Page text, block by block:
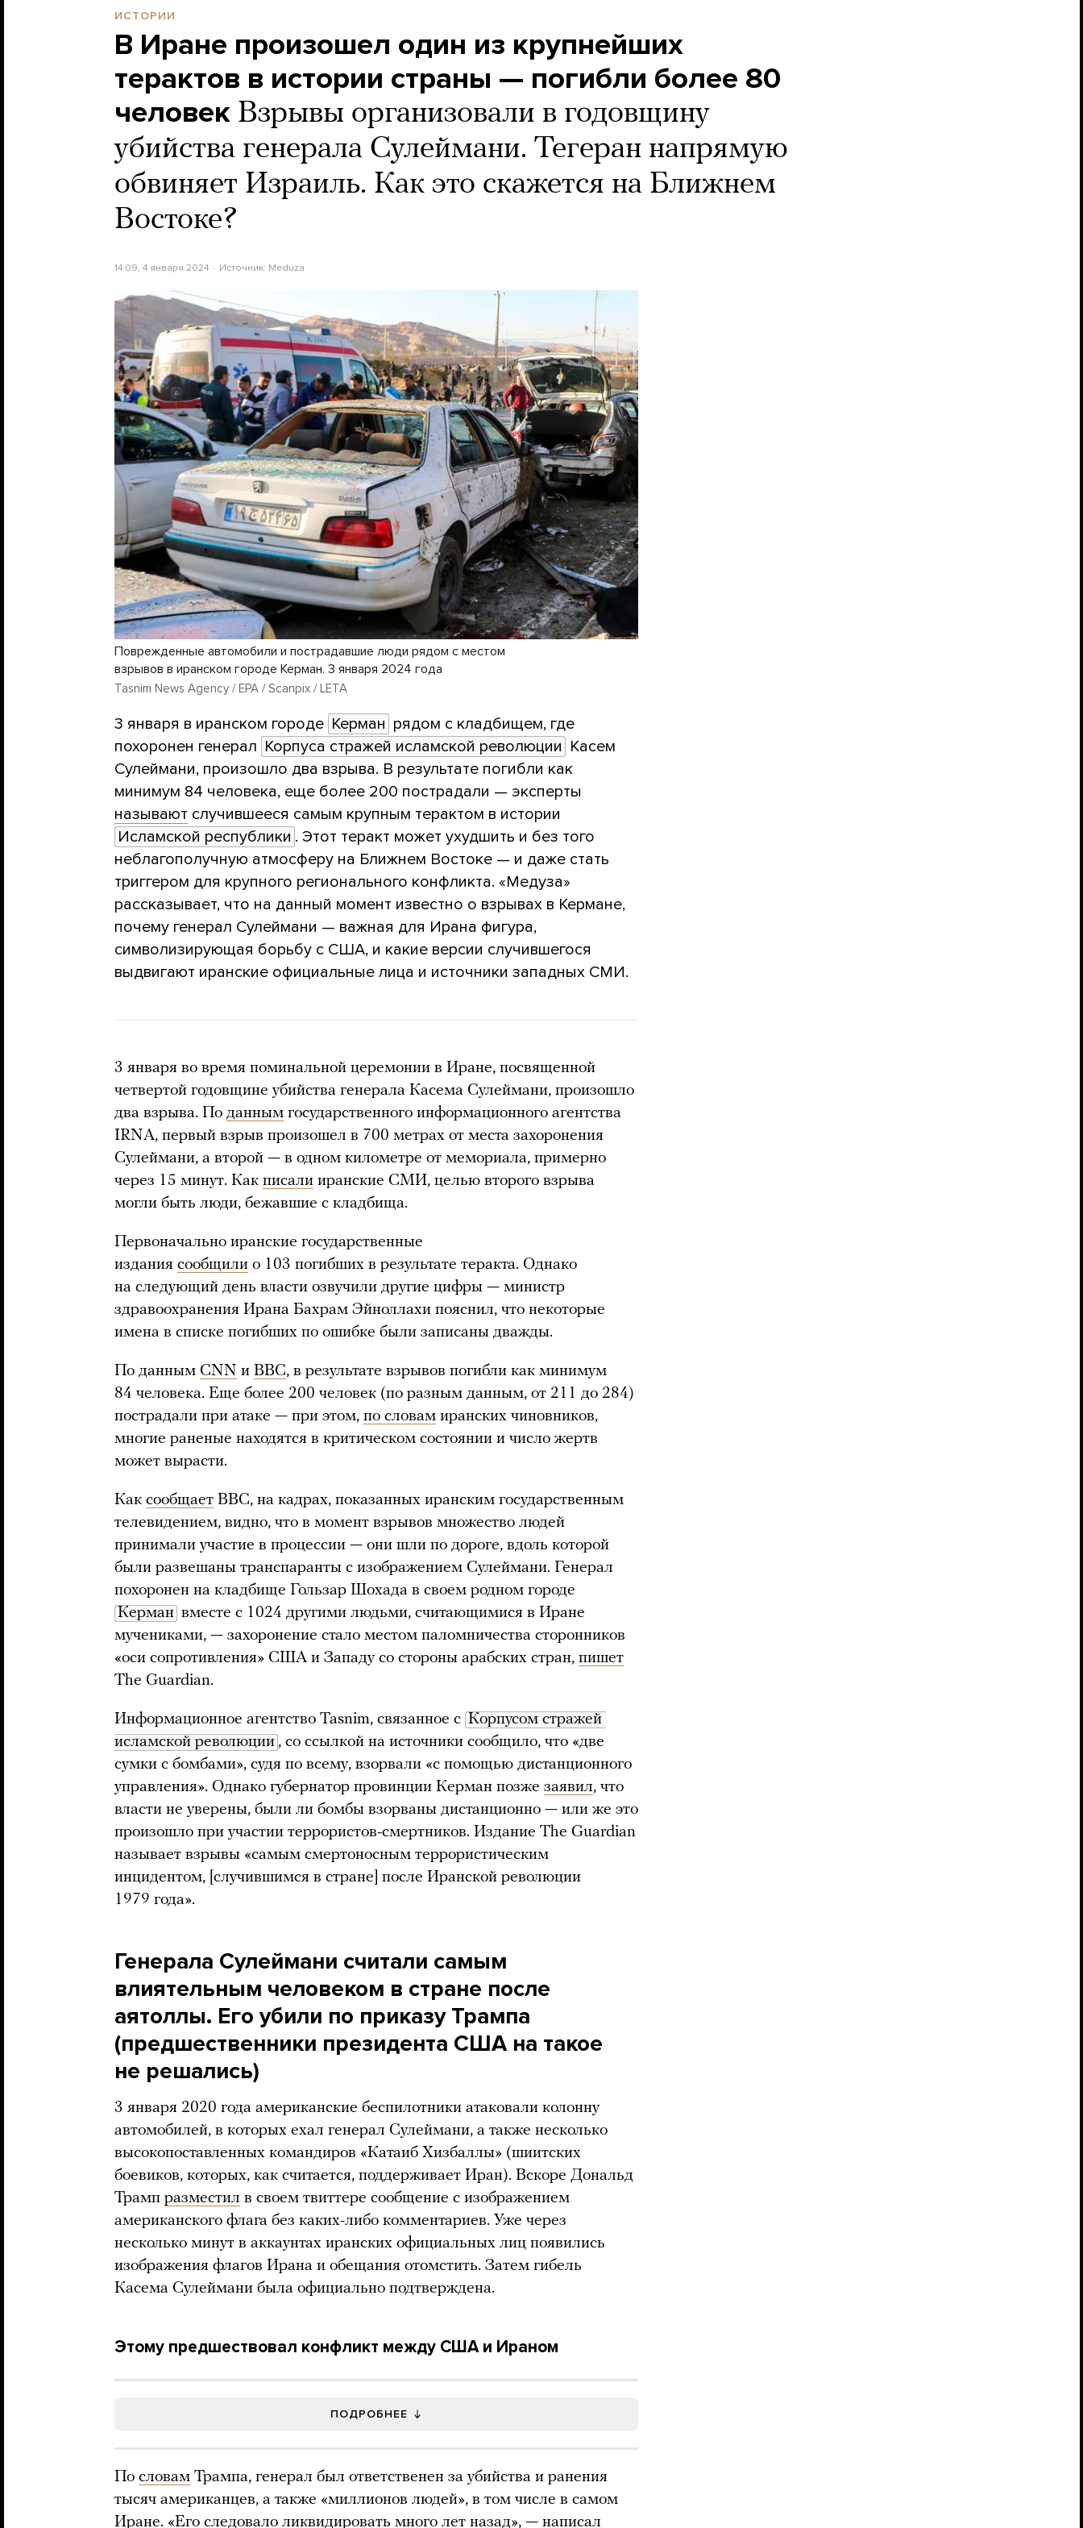
ИСТОРИИ
В Иране произошел один из крупнейших
терактов в истории страны — погибли более 80
человек Взрывы организовали в годовщину
убийства генерала Сулеймани. Тегеран напрямую
обвиняет Израиль. Как это скажется на Ближнем
Востоке?
14:09, 4 января 2024 Источник: Meduza
Поврежденные автомобили и пострадавшие люди рядом с местом
взрывов в иранском городе Керман. 3 января 2024 года
Tasnim News Agency / EPA / Scanpix / LETA
3 января в иранском городе Керман рядом с кладбищем, где
похоронен генерал Корпуса стражей исламской революции Касем
Сулеймани, произошло два взрыва. В результате погибли как
минимум 84 человека, еще более 200 пострадали — эксперты
называют случившееся самым крупным терактом в истории
Исламской республики . Этот теракт может ухудшить и без того
неблагополучную атмосферу на Ближнем Востоке — и даже стать
триггером для крупного регионального конфликта. «Медуза»
рассказывает, что на данный момент известно о взрывах в Кермане,
почему генерал Сулеймани — важная для Ирана фигура,
символизирующая борьбу с США, и какие версии случившегося
выдвигают иранские официальные лица и источники западных СМИ.
3 января во время поминальной церемонии в Иране, посвященной
четвертой годовщине убийства генерала Касема Сулеймани, произошло
два взрыва. По данным государственного информационного агентства
IRNA, первый взрыв произошел в 700 метрах от места захоронения
Сулеймани, а второй — в одном километре от мемориала, примерно
через 15 минут. Как писали иранские СМИ, целью второго взрыва
могли быть люди, бежавшие с кладбища.
Первоначально иранские государственные
издания сообщили о 103 погибших в результате теракта. Однако
на следующий день власти озвучили другие цифры — министр
здравоохранения Ирана Бахрам Эйноллахи пояснил, что некоторые
имена в списке погибших по ошибке были записаны дважды.
По данным CNN и BBC, в результате взрывов погибли как минимум
84 человека. Еще более 200 человек (по разным данным, от 211 до 284)
пострадали при атаке — при этом, по словам иранских чиновников,
многие раненые находятся в критическом состоянии и число жертв
может вырасти.
Как сообщает BBC, на кадрах, показанных иранским государственным
телевидением, видно, что в момент взрывов множество людей
принимали участие в процессии — они шли по дороге, вдоль которой
были развешаны транспаранты с изображением Сулеймани. Генерал
похоронен на кладбище Гользар Шохада в своем родном городе
Керман вместе с 1024 другими людьми, считающимися в Иране
мучениками, — захоронение стало местом паломничества сторонников
«оси сопротивления» США и Западу со стороны арабских стран, пишет
The Guardian.
Информационное агентство Tasnim, связанное с Корпусом стражей
исламской революции , со ссылкой на источники сообщило, что «две
сумки с бомбами», судя по всему, взорвали «с помощью дистанционного
управления». Однако губернатор провинции Керман позже заявил, что
власти не уверены, были ли бомбы взорваны дистанционно — или же это
произошло при участии террористов-смертников. Издание The Guardian
называет взрывы «самым смертоносным террористическим
инцидентом, [случившимся в стране] после Иранской революции
1979 года».
Генерала Сулеймани считали самым
влиятельным человеком в стране после
аятоллы. Его убили по приказу Трампа
(предшественники президента США на такое
не решались)
3 января 2020 года американские беспилотники атаковали колонну
автомобилей, в которых ехал генерал Сулеймани, а также несколько
высокопоставленных командиров «Катаиб Хизбаллы» (шиитских
боевиков, которых, как считается, поддерживает Иран). Вскоре Дональд
Трамп разместил в своем твиттере сообщение с изображением
американского флага без каких-либо комментариев. Уже через
несколько минут в аккаунтах иранских официальных лиц появились
изображения флагов Ирана и обещания отомстить. Затем гибель
Касема Сулеймани была официально подтверждена.
Этому предшествовал конфликт между США и Ираном
ПОДРОБНЕЕ
По словам Трампа, генерал был ответственен за убийства и ранения
тысяч американцев, а также «миллионов людей», в том числе в самом
Иране. «Его следовало ликвидировать много лет назад», — написал